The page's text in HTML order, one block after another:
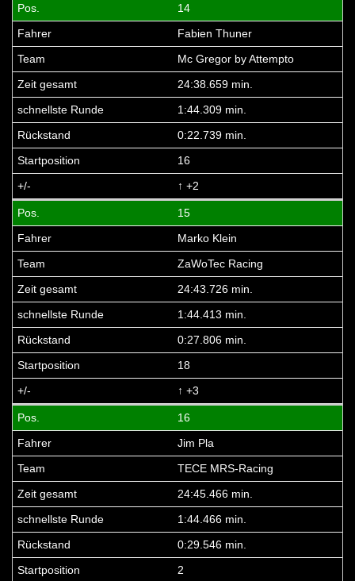
14
Fabien Thuner
Mc Gregor by Attempto
24:38.659 min.
1:44.309 min.
0:22.739 min.
16
↑ +2
15
Marko Klein
ZaWoTec Racing
24:43.726 min.
1:44.413 min.
0:27.806 min.
18
↑ +3
16
Jim Pla
TECE MRS-Racing
24:45.466 min.
1:44.466 min.
0:29.546 min.
2